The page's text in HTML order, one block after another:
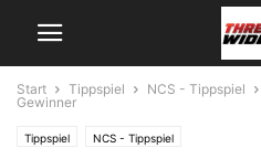
Start Tippspiel NCS - Tippspiel
Gewinner
Tippspiel NCS - Tippspiel